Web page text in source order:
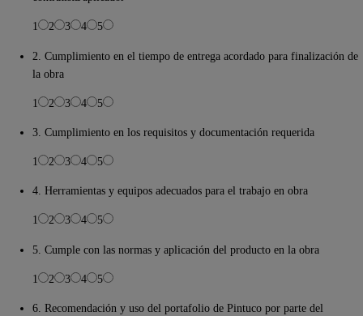
1 2 3 4 5
2. Cumplimiento en el tiempo de entrega acordado para finalización de
la obra
1 2 3 4 5
3. Cumplimiento en los requisitos y documentación requerida
1 2 3 4 5
4. Herramientas y equipos adecuados para el trabajo en obra
1 2 3 4 5
5. Cumple con las normas y aplicación del producto en la obra
1 2 3 4 5
6. Recomendación y uso del portafolio de Pintuco por parte del